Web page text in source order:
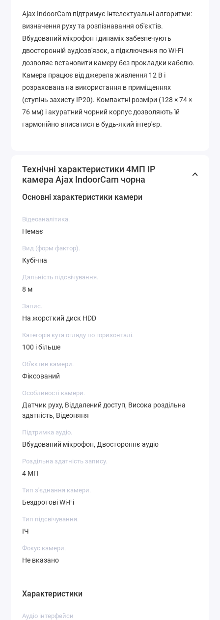
Ajax IndoorCam підтримує інтелектуальні алгоритми:
визначення руху та розпізнавання об'єктів.
Вбудований мікрофон і динамік забезпечують
двосторонній аудіозв'язок, а підключення по Wi-Fi
дозволяє встановити камеру без прокладки кабелю.
Камера працює від джерела живлення 12 В і
розрахована на використання в приміщеннях
(ступінь захисту IP20). Компактні розміри (128 × 74 ×
76 мм) і акуратний чорний корпус дозволяють їй
гармонійно вписатися в будь-який інтер'єр.
Технічні характеристики 4МП IP
камера Ajax IndoorCam чорна
Основні характеристики камери
Відеоаналітика.
Немає
Вид (форм фактор).
Кубічна
Дальність підсвічування.
8 м
Запис.
На жорсткий диск HDD
Категорія кута огляду по горизонталі.
100 і більше
Об'єктив камери.
Фіксований
Особливості камери.
Датчик руху, Віддалений доступ, Висока роздільна
здатність, Відеоняня
Підтримка аудіо.
Вбудований мікрофон, Двостороннє аудіо
Роздільна здатність запису.
4 МП
Тип з'єднання камери.
Бездротові Wi-Fi
Тип підсвічування.
ІЧ
Фокус камери.
Не вказано
Характеристики
Аудіо інтерфейси